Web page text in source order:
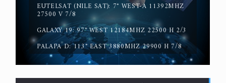
حقيقة المسيح الدجال
EUTELSAT (NILE SAT): 7° WEST-A 11392MHZ
27500 V 7/8
GALAXY 19: 97° WEST 12184MHZ 22500 H 2/3
PALAPA D: 113° EAST 3880MHZ 29900 H 7/8